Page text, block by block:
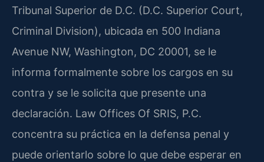
Tribunal Superior de D.C. (D.C. Superior Court,
Criminal Division), ubicada en 500 Indiana
Avenue NW, Washington, DC 20001, se le
informa formalmente sobre los cargos en su
contra y se le solicita que presente una
declaración. Law Offices Of SRIS, P.C.
concentra su práctica en la defensa penal y
puede orientarlo sobre lo que debe esperar en